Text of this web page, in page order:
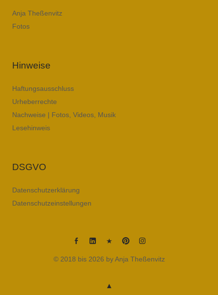
Anja Theßenvitz
Fotos
Hinweise
Haftungsausschluss
Urheberrechte
Nachweise | Fotos, Videos, Musik
Lesehinweis
DSGVO
Datenschutzerklärung
Datenschutzeinstellungen
Anja Anja
Linkedin
Anja
XING
Anja Anja
© 2018 bis 2026 by Anja Theßenvitz